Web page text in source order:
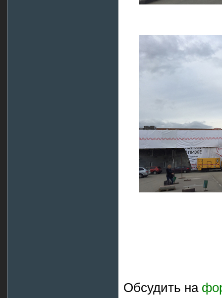
Обсудить на